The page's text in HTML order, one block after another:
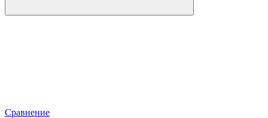
Сравнение